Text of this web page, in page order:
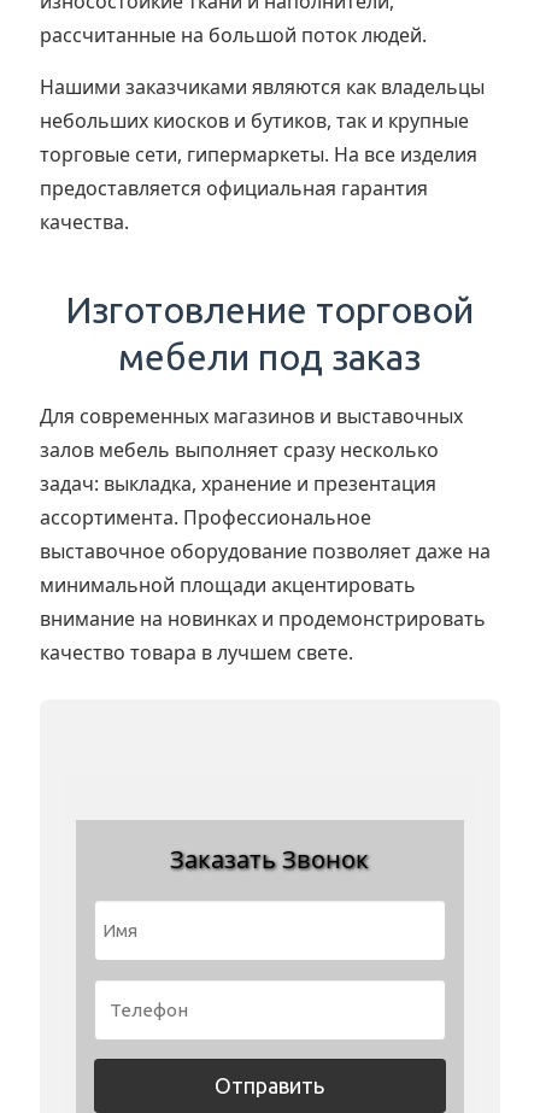
рассчитанные на большой поток людей.
Нашими заказчиками являются как владельцы
небольших киосков и бутиков, так и крупные
торговые сети, гипермаркеты. На все изделия
предоставляется официальная гарантия
качества.
Изготовление торговой
мебели под заказ
Для современных магазинов и выставочных
залов мебель выполняет сразу несколько
задач: выкладка, хранение и презентация
ассортимента. Профессиональное
выставочное оборудование позволяет даже на
минимальной площади акцентировать
внимание на новинках и продемонстрировать
качество товара в лучшем свете.
Заказать Звонок